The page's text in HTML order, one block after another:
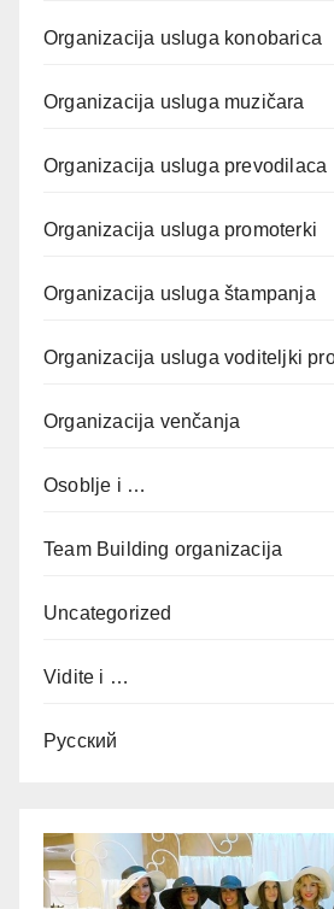
Organizacija usluga konobarica
Organizacija usluga muzičara
Organizacija usluga prevodilaca
Organizacija usluga promoterki
Organizacija usluga štampanja
Organizacija usluga voditeljki
Organizacija venčanja
Osoblje i …
Team Building organizacija
Uncategorized
Vidite i …
Русский